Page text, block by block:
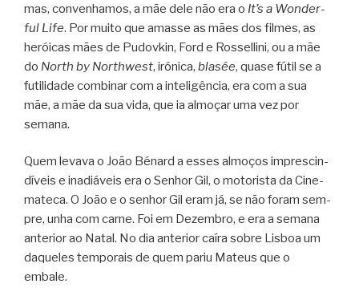
mas, con­ve­nha­mos, a mãe dele não era o It’s a Won­der­
ful Life. Por muito que amasse as mães dos fil­mes, as
herói­cas mães de Pudov­kin, Ford e Ros­sel­lini, ou a mãe
do North by Northwest, iró­nica, bla­sée, quase fútil se a
futi­li­dade com­bi­nar com a inte­li­gên­cia, era com a sua
mãe, a mãe da sua vida, que ia almo­çar uma vez por
semana.
Quem levava o João Bénard a esses almo­ços impres­cin­
dí­veis e ina­diá­veis era o Senhor Gil, o moto­rista da Cine­
ma­teca. O João e o senhor Gil eram já, se não foram sem­
pre, unha com carne. Foi em Dezem­bro, e era a semana
ante­rior ao Natal. No dia ante­rior caíra sobre Lis­boa um
daque­les tem­po­rais de quem pariu Mateus que o
embale.